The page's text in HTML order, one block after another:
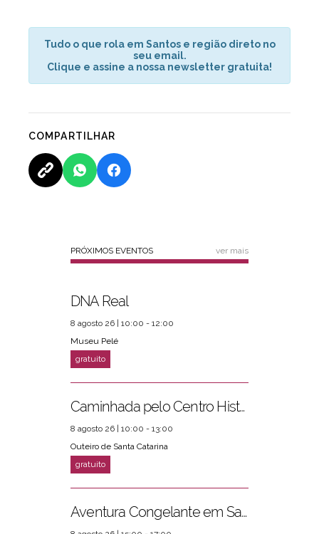
Tudo o que rola em Santos e região direto no
seu email.
Clique e assine a nossa newsletter gratuita!
COMPARTILHAR
PRÓXIMOS EVENTOS ver mais
DNA Real
8 agosto 26 | 10:00 - 12:00
Museu Pelé
Caminhada pelo Centro Histórico
8 agosto 26 | 10:00 - 13:00
Outeiro de Santa Catarina
Aventura Congelante em Santos